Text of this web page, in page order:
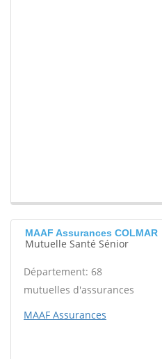
MAAF Assurances COLMAR
Mutuelle Santé Sénior
Département: 68
mutuelles d'assurances
MAAF Assurances